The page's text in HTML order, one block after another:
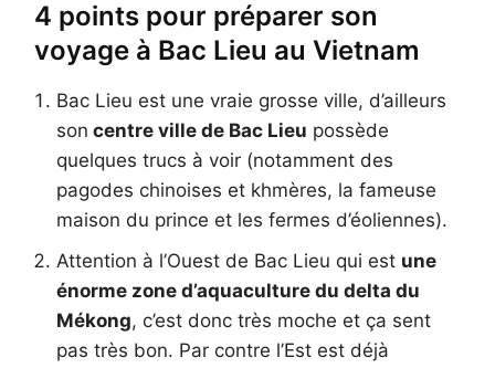
4 points pour préparer son
voyage à Bac Lieu au Vietnam
Bac Lieu est une vraie grosse ville, d’ailleurs
son centre ville de Bac Lieu possède
quelques trucs à voir (notamment des
pagodes chinoises et khmères, la fameuse
maison du prince et les fermes d’éoliennes).
Attention à l’Ouest de Bac Lieu qui est une
énorme zone d’aquaculture du delta du
Mékong, c’est donc très moche et ça sent
pas très bon. Par contre l’Est est déjà